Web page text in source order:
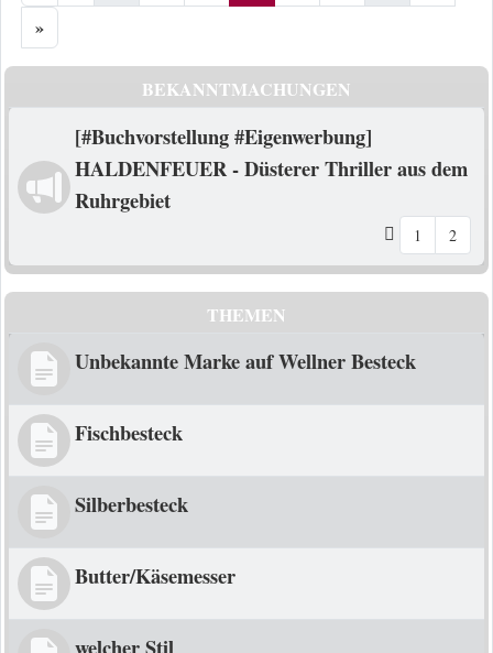
»
BEKANNTMACHUNGEN
[#Buchvorstellung #Eigenwerbung]
HALDENFEUER - Düsterer Thriller aus dem
Ruhrgebiet
1 2
THEMEN
Unbekannte Marke auf Wellner Besteck
Fischbesteck
Silberbesteck
Butter/Käsemesser